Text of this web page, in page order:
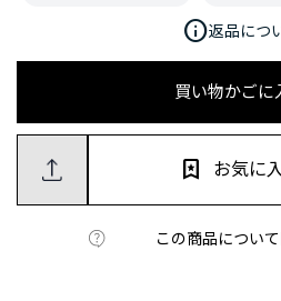
買い物かごに
この商品につい
お気に
info返品につ